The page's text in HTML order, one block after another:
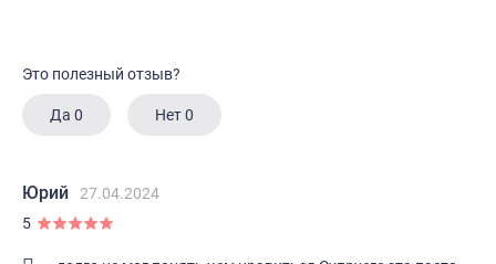
Это полезный отзыв?
Да 0 Нет0
Юрий
27.04.2024
5